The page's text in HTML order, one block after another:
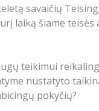
savaičių
laiką šiame
teikimui
nustatyto
pokyčių?